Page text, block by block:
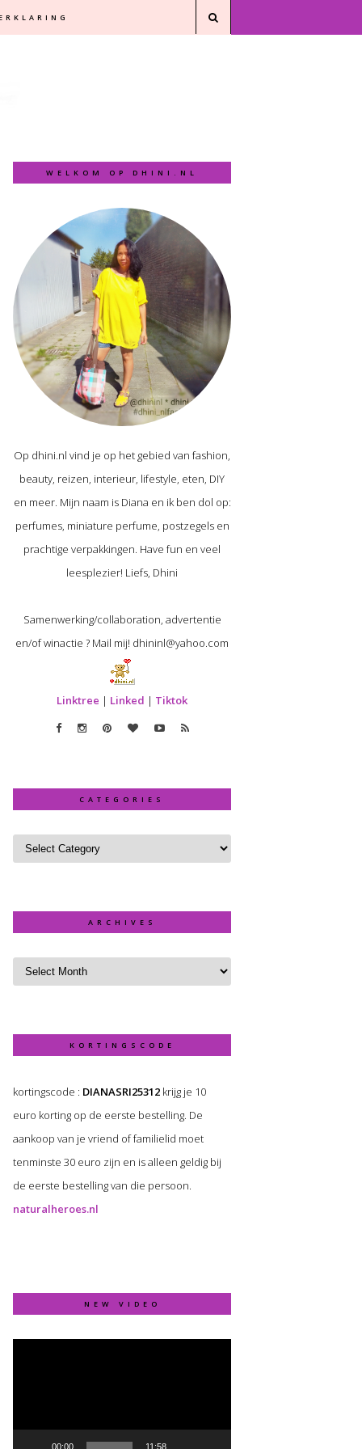
WELKOM OP DHINI.NL
Op dhini.nl vind je op het gebied van fashion,
beauty, reizen, interieur, lifestyle, eten, DIY
en meer. Mijn naam is Diana en ik ben dol op:
perfumes, miniature perfume, postzegels en
prachtige verpakkingen. Have fun en veel
leesplezier! Liefs, Dhini
Samenwerking/collaboration, advertentie
en/of winactie ? Mail mij! dhininl@yahoo.com
Linktree | Linked | Tiktok
CATEGORIES
ARCHIVES
KORTINGSCODE
kortingscode : DIANASRI25312 krijg je 10
euro korting op de eerste bestelling. De
aankoop van je vriend of familielid moet
tenminste 30 euro zijn en is alleen geldig bij
de eerste bestelling van die persoon.
naturalheroes.nl
NEW VIDEO
Video
00:00 11:58